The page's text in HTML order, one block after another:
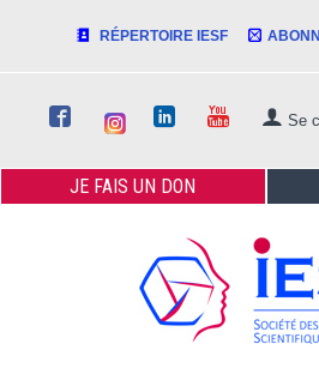
RÉPERTOIRE IESF
Se
JE FAISUN DON